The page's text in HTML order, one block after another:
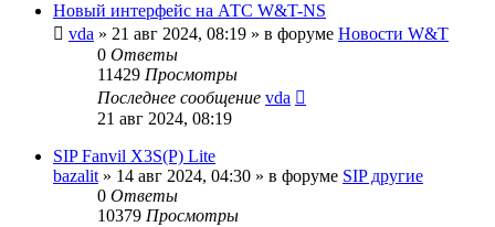
Новый интерфейс на АТС W&T-NS
vda » 21 авг 2024, 08:19 » в форуме Новости W&T
0 Ответы
11429 Просмотры
Последнее сообщение vda
21 авг 2024, 08:19
SIP Fanvil X3S(P) Lite
bazalit » 14 авг 2024, 04:30 » в форуме SIP другие
0 Ответы
10379 Просмотры